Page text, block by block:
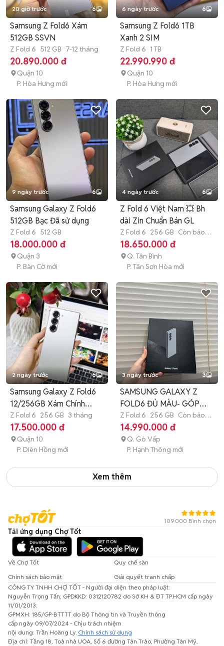
20 giờ trước 6
Samsung Z Fold6 Xám
512GB SSVN
Z Fold 6 512 GB 7-12 tháng
20.890.000 đ
Quận 10
P. Hòa Hưng mới
6 ngày trước 6
Samsung Z Fold6 1TB
Xanh 2 SIM
Z Fold 6 1 TB
22.990.990 đ
Quận 10
P. Hòa Hưng mới
9 ngày trước 6
Samsung Galaxy Z Fold6
512GB Bạc Đã sử dụng
Z Fold 6 512 GB
18.000.000 đ
Quận 3
P. Bàn Cờ mới
4 ngày trước 6
Z Fold 6 Việt Nam 💥 Bh
dài Zin Chuẩn Bán GL
Z Fold 6 256 GB Còn bảo
hành
18.650.000 đ
Q. Tân Bình
P. Tân Sơn Hòa mới
2 ngày trước 6
Samsung Galaxy Z Fold6
12/256GB Xám Chính
hãng
Z Fold 6 256 GB 3 tháng
17.500.000 đ
Quận 10
P. Diên Hồng mới
3 ngày trước 3
SAMSUNG GALAXY Z
FOLD6 ĐỦ MÀU- GÓP
0% - BAO NỢ XẤU
Z Fold 6 256 GB Còn bảo
hành
14.990.000 đ
Q. Gò Vấp
P. Hạnh Thông mới
Xem thêm
109.000 Bình chọn
Tải ứng dụng Chợ Tốt
Về Chợ Tốt
Quy chế sàn
Chính sách bảo mật
Giải quyết tranh chấp
CÔNG TY TNHH CHỢ TỐT - Người đại diện theo pháp luật:
Nguyễn Trọng Tấn; GPDKKD: 0312120782 do Sở KH & ĐT TP.HCM cấp ngày
11/01/2013;
GPMXH: 185/GP-BTTTT do Bộ Thông tin và Truyền thông
cấp ngày 09/07/2024 - Chịu trách nhiệm
nội dung: Trần Hoàng Ly. Chính sách sử dụng
Địa chỉ: Tầng 18, Toà nhà UOA, Số 6 đường Tân Trào, Phường Tân Mỹ,